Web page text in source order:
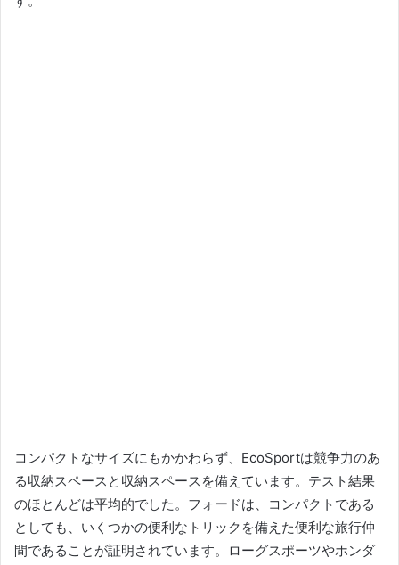
コンパクトなサイズにもかかわらず、EcoSportは競争力のあ
る収納スペースと収納スペースを備えています。 テスト結果
のほとんどは平均的でした。 フォードは、コンパクトである
としても、いくつかの便利なトリックを備えた便利な旅行仲
間であることが証明されています。
ローグスポーツやホンダ